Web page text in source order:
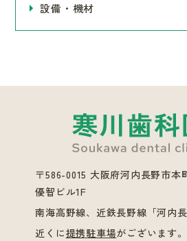
設備・機材
〒586-0015 大阪府河内長野市本
優智ビル1F
南海高野線、近鉄長野線「河内
近くに提携駐車場がございます。